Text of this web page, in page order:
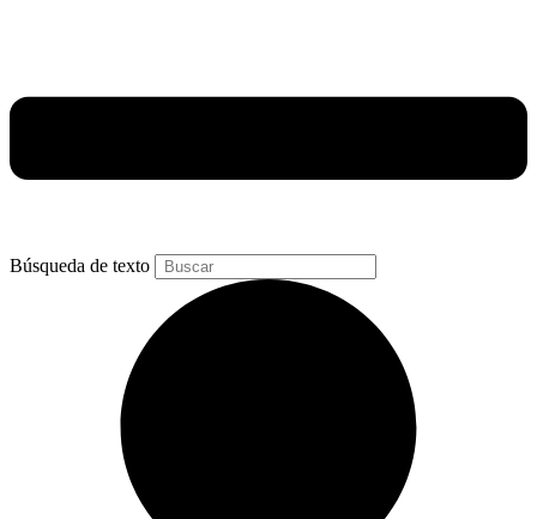
Búsqueda de texto